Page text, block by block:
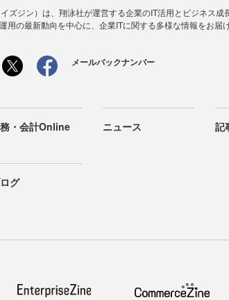
ズジン）は、翔泳社が運営する企業のIT活用とビジネス
用の最新動向を中心に、企業ITに関する多様な情報をお届
メールバックナンバー
・会計Online ニュース 記
グ